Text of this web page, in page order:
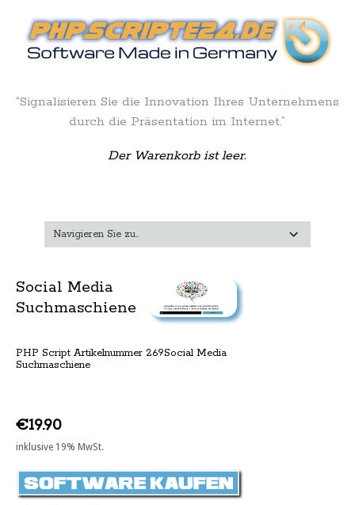
“Signalisieren Sie die Innovation Ihres Unternehmens
durch die Präsentation im Internet.”
Der Warenkorb ist leer.
Social Media
Suchmaschiene
PHP Script Artikelnummer 269Social Media
Suchmaschiene
€19.90
inklusive 19% MwSt.